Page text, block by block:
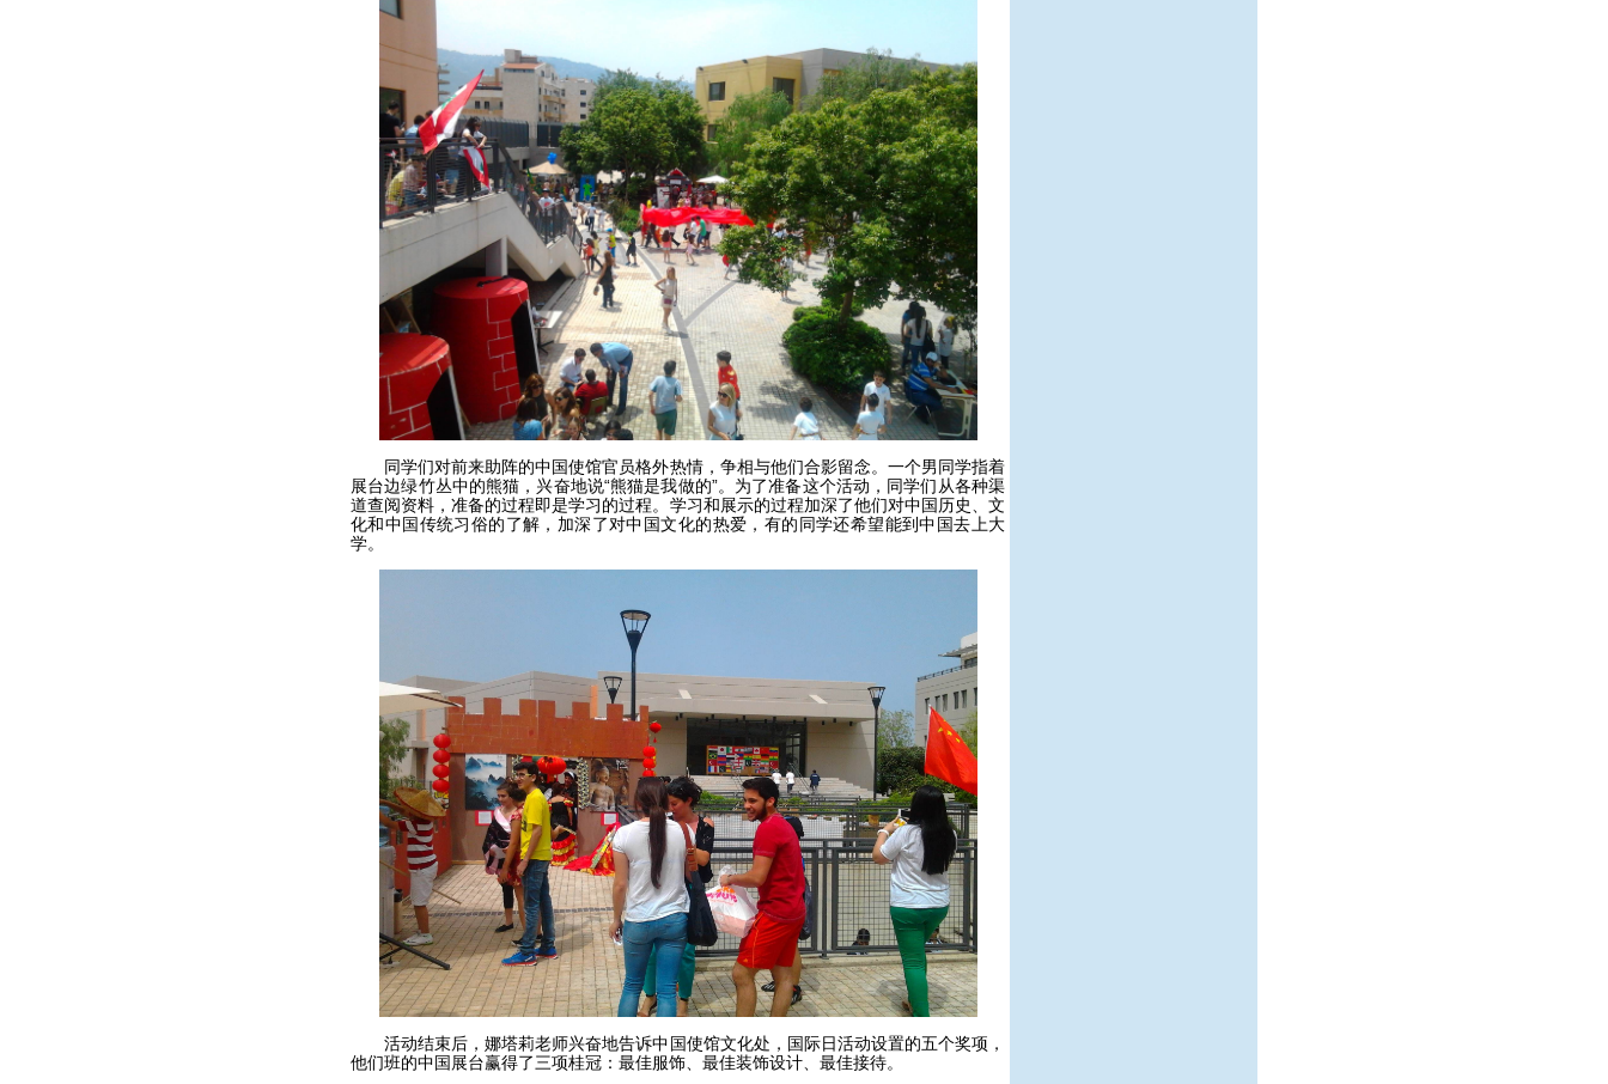
同学们对前来助阵的中国使馆官员格外热情，争相与他们合影留念。一个男同学指着
展台边绿竹丛中的熊猫，兴奋地说“熊猫是我做的”。为了准备这个活动，同学们从各种渠
道查阅资料，准备的过程即是学习的过程。学习和展示的过程加深了他们对中国历史、文
化和中国传统习俗的了解，加深了对中国文化的热爱，有的同学还希望能到中国去上大
学。
活动结束后，娜塔莉老师兴奋地告诉中国使馆文化处，国际日活动设置的五个奖项，
他们班的中国展台赢得了三项桂冠：最佳服饰、最佳装饰设计、最佳接待。